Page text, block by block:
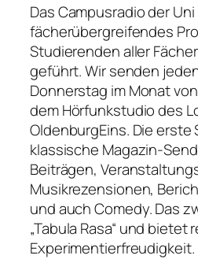
Das Campusradio der
fächerübergreifendes
Studierenden aller
geführt. Wir senden
Donnerstag im Monat
dem Hörfunkstudio des
OldenburgEins. Die
klassische Magazin-
Beiträgen,
Musikrezensionen,
und auch Comedy. Das
„Tabula Rasa“ und bietet
Experimentierfreudigkeit.